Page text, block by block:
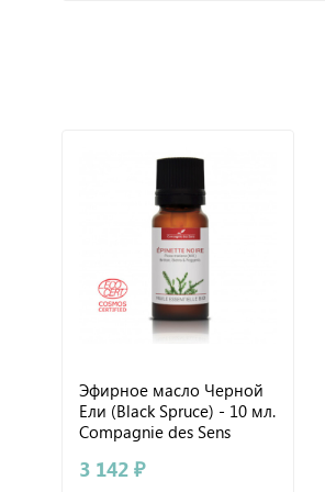
Эфирное масло Черной
Ели (Black Spruce) - 10 мл.
Compagnie des Sens
3 142 ₽